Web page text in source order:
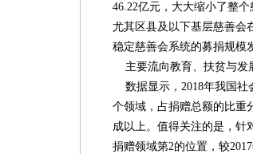
46.22亿元，大大缩小了整
尤其区县及以下基层慈善会
稳定慈善会系统的募捐规模
主要流向教育、扶贫与发
数据显示，2018年我国社
个领域，占捐赠总额的比重
成以上。值得关注的是，针
捐赠领域第2的位置，较2017